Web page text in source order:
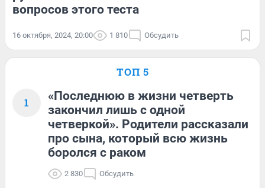
вопросов этого теста
16 октября, 2024, 20:00 1 810 Обсудить
ТОП 5
1
«Последнюю в жизни четверть
закончил лишь с одной
четверкой». Родители рассказали
про сына, который всю жизнь
боролся с раком
2 830 Обсудить